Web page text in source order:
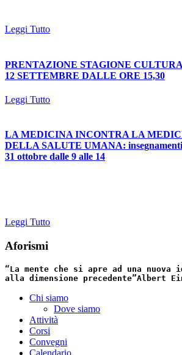
Leggi Tutto
PRENTAZIONE STAGIONE
12 SETTEMBRE DALLE ORE 15,30
Leggi Tutto
LA MEDICINA INCONTRA LA
DELLA SALUTE UMANA: insegnamenti
31 ottobre dalle 9 alle 14
Leggi Tutto
Aforismi
“La mente che si apre ad una nuova
alla dimensione precedente”Albert
Chi siamo
Dove siamo
Attività
Corsi
Convegni
Calendario